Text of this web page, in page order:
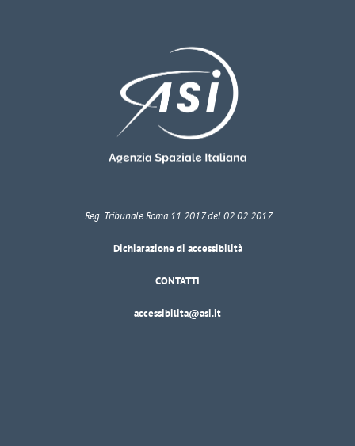
Reg. Tribunale Roma 11.2017 del 02.02.2017
Dichiarazione di accessibilità
CONTATTI
accessibilita@asi.it